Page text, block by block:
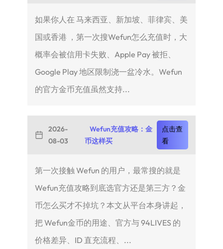
如果你人在 马来西亚、新加坡、菲律宾、美
国或香港 ，第一次搜Wefun怎么充值时，大
概率会被信用卡失败、Apple Pay 被拒、
Google Play 地区限制浇一盆冷水。Wefun
的官方金币充值虽然支持...
2026-
08-03
Wefun充值攻略：金
币这样买
点击查
看
第一次接触 Wefun 的用户，最常搜的就是
Wefun充值攻略到底选官方还是第三方？金
币怎么买才不掉坑？本文从平台本身讲起，
把 Wefun金币的用途、官方与 94LIVES 的
价格差异、ID 直充流程、...